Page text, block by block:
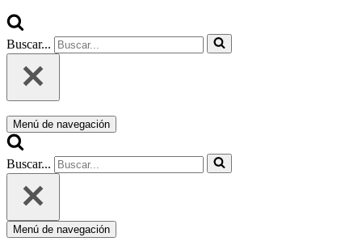
Buscar...
Menú de navegación
Buscar...
Menú de navegación